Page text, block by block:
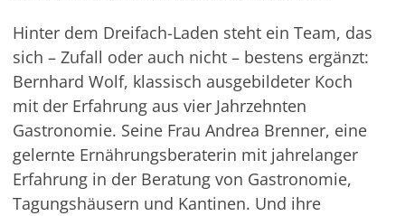
Hinter dem Dreifach-Laden steht ein Team, das
sich – Zufall oder auch nicht – bestens ergänzt:
Bernhard Wolf, klassisch ausgebildeter Koch
mit der Erfahrung aus vier Jahrzehnten
Gastronomie. Seine Frau Andrea Brenner, eine
gelernte Ernährungsberaterin mit jahrelanger
Erfahrung in der Beratung von Gastronomie,
Tagungshäusern und Kantinen. Und ihre